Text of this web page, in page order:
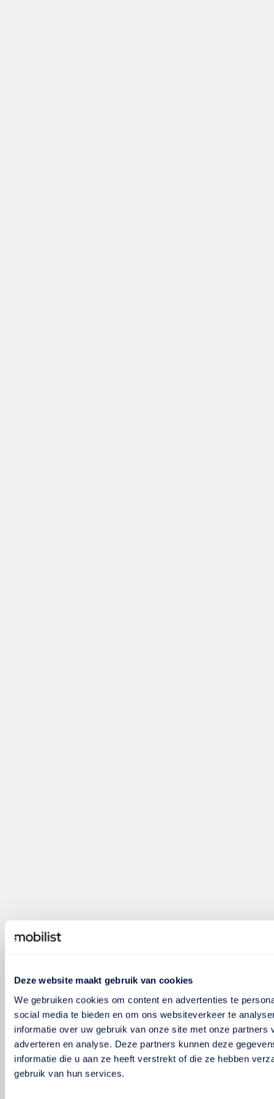
Deze website maakt gebruik van cookies
We gebruiken cookies om content en advertenties te
social media te bieden en om ons websiteverkeer te
informatie over uw gebruik van onze site met onze partners
adverteren en analyse. Deze partners kunnen deze
informatie die u aan ze heeft verstrekt of die ze hebben
gebruik van hun services.